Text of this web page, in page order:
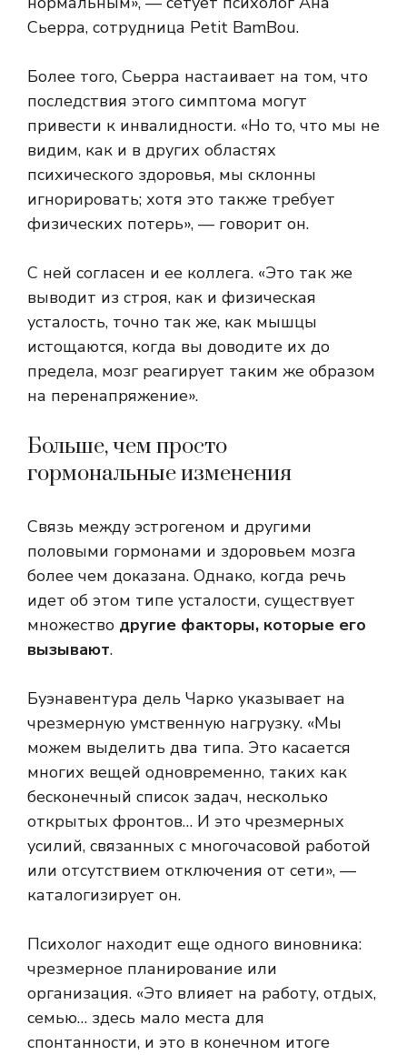
Сьерра, сотрудница Petit BamBou.
Более того, Сьерра настаивает на том, что
последствия этого симптома могут
привести к инвалидности. «Но то, что мы не
видим, как и в других областях
психического здоровья, мы склонны
игнорировать; хотя это также требует
физических потерь», — говорит он.
С ней согласен и ее коллега. «Это так же
выводит из строя, как и физическая
усталость, точно так же, как мышцы
истощаются, когда вы доводите их до
предела, мозг реагирует таким же образом
на перенапряжение».
Больше, чем просто
гормональные изменения
Связь между эстрогеном и другими
половыми гормонами и здоровьем мозга
более чем доказана. Однако, когда речь
идет об этом типе усталости, существует
множество другие факторы, которые его
вызывают.
Буэнавентура дель Чарко указывает на
чрезмерную умственную нагрузку. «Мы
можем выделить два типа. Это касается
многих вещей одновременно, таких как
бесконечный список задач, несколько
открытых фронтов… И это чрезмерных
усилий, связанных с многочасовой работой
или отсутствием отключения от сети», —
каталогизирует он.
Психолог находит еще одного виновника:
чрезмерное планирование или
организация. «Это влияет на работу, отдых,
семью… здесь мало места для
спонтанности, и это в конечном итоге